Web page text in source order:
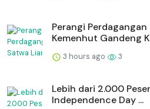
Perangi
Kemenhut Gandeng
3 hours ago 3
Lebih dari 2.000
Independence Day ...